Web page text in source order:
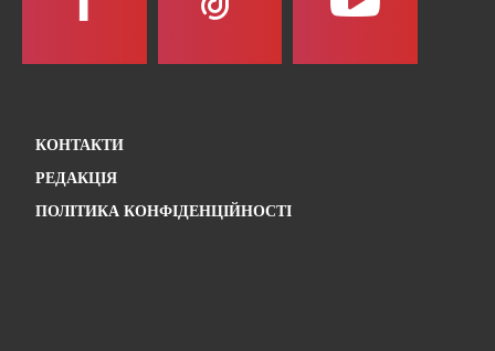
КОНТАКТИ
РЕДАКЦІЯ
ПОЛІТИКА КОНФІДЕНЦІЙНОСТІ